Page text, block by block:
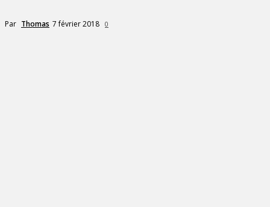
Par Thomas 7 février 2018 0